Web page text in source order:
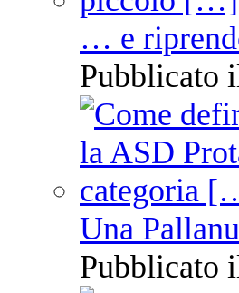
… e
Pubblicato
Una
Pubblicato